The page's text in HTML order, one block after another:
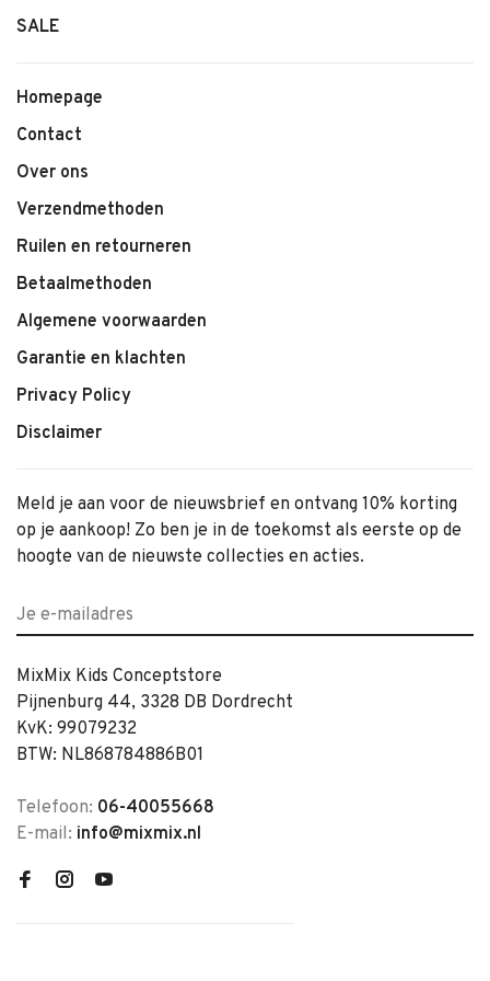
• Oversized kindersweater van LEVV
• Relaxte pasvorm
• Kleur Wit
• Trendy en comfortabel model
• Makkelijk te combineren
SALE
Homepage
Contact
Over ons
Verzendmethoden
Ruilen en retourneren
Betaalmethoden
Algemene voorwaarden
Garantie en klachten
Privacy Policy
Disclaimer
Meld je aan voor de nieuwsbrief en ontvang 10% korting
op je aankoop! Zo ben je in de toekomst als eerste op de
hoogte van de nieuwste collecties en acties.
MixMix Kids Conceptstore
Pijnenburg 44, 3328 DB Dordrecht
KvK: 99079232
BTW: NL868784886B01
Telefoon: 06-40055668
E-mail: info@mixmix.nl